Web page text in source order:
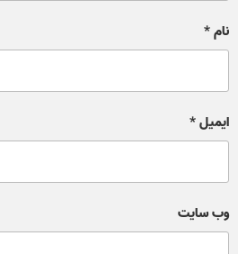
نام*
ایمیل*
وب‌ سایت